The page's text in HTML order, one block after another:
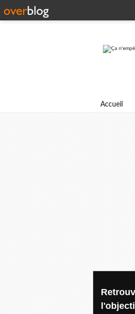
Accueil